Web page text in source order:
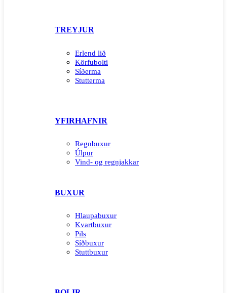
TREYJUR
Erlend lið
Körfubolti
Síðerma
Stutterma
YFIRHAFNIR
Regnbuxur
Úlpur
Vind- og regnjakkar
BUXUR
Hlaupabuxur
Kvartbuxur
Pils
Síðbuxur
Stuttbuxur